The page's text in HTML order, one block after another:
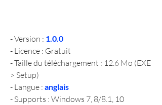
- Version : 1.0.0
- Licence : Gratuit
- Taille du téléchargement : 12.6 Mo (EXE
> Setup)
- Langue : anglais
- Supports : Windows 7, 8/8.1, 10